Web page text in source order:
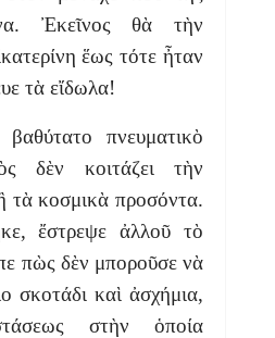
Ἐκεῖνος θὰ τὴν
ἕως τότε ἦταν
τὰ εἴδωλα!
πνευματικὸ
δὲν κοιτάζει τὴν
τὰ κοσμικὰ προσόντα.
ἔστρεψε ἀλλοῦ τὸ
πὼς δὲν μποροῦσε νὰ
σκοτάδι καὶ ἀσχήμια,
στὴν ὁποία